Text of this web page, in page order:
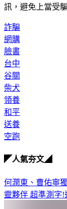
訊，避免上當受
詐騙
網購
臉書
台中
谷關
柴犬
領養
和平
送養
空跑
◤人氣夯文◢
何潤東、曹佑寧
靈夥伴 超準測字!